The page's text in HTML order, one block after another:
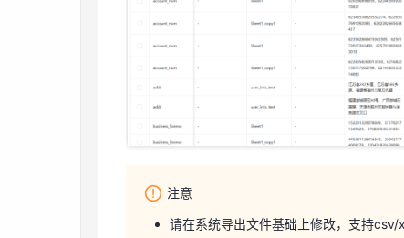
注意
请在系统导出文件基础上修改，支持
请勿删除或修改id列任何信息。若您需要
感标签。
若您删除了某些行，导入本文件后系统
注意
请在系统导出文件基础上修改，支持csv/